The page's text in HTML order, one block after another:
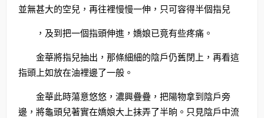
並無甚大的空兒，再往裡慢慢一伸，只可容得半個指兒
，及到把一個指頭伸進，嬌娘已竟有些疼痛。
金華將指兒抽出，那條細細的陰戶仍舊閉上，再看這
指頭上如放在油裡邊了一般。
金華此時蕩意悠悠，濃興疊疊，把陽物拿到陰戶旁
邊，將龜頭兒著實在嬌娘大上抹弄了半晌。只見陰戶中流